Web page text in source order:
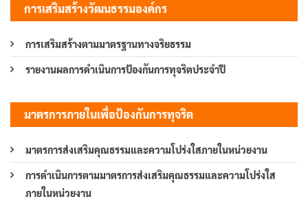
การเสริมสร้างวัฒนธรรมองค์กร
การเสริมสร้างตามมาตรฐานทางจริยธรรม
รายงานผลการดำเนินการป้องกันการทุจริตประจำปี
มาตรการภายในเพื่อป้องกันการทุจริต
มาตรการส่งเสริมคุณธรรมและความโปร่งใสภายในหน่วยงาน
การดำเนินการตามมาตรการส่งเสริมคุณธรรมและความโปร่งใส
ภายในหน่วยงาน